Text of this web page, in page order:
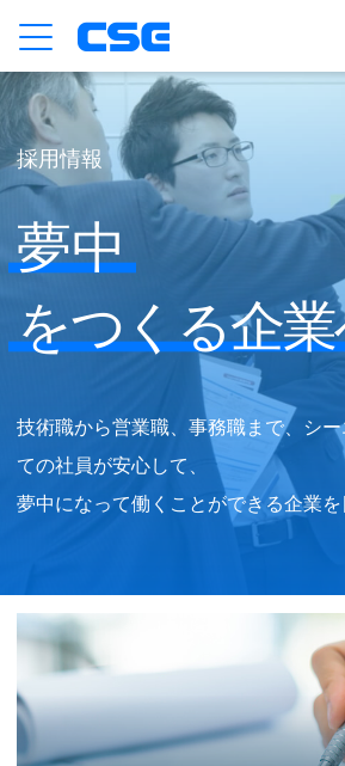
採用情報
夢中
をつくる企
技術職から営業職、事務職まで、シ
ての社員が安心して、
夢中になって働くことができる企業を